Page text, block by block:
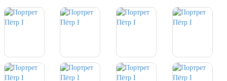
контрнаступления советских войск
9 декабря, Международный день
12 декабря, День конституции РФ